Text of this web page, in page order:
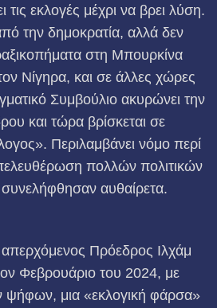
εκλογές μέχρι να βρει λύση.
την δημοκρατία, αλλά δεν
στη Μπουρκίνα
Νίγηρα, και σε άλλες χώρες
Συμβούλιο ακυρώνει την
και τώρα βρίσκεται σε
Περιλαμβάνει νόμο περί
πολλών πολιτικών
συνελήφθησαν αυθαίρετα.
Πρόεδρος Ιλχάμ
Φεβρουάριο του 2024, με
ψήφων, μια «εκλογική φάρσα»